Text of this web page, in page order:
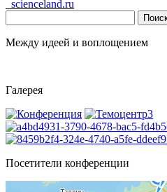
scienceland.ru
Между идеей и воплощением
Галерея
Посетители конференции